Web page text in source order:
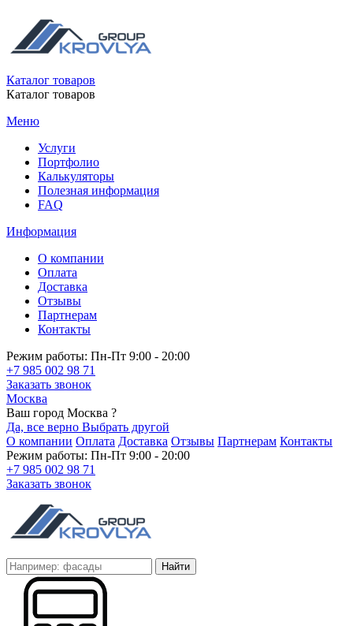
Каталог товаров
Каталог товаров
Меню
Услуги
Портфолио
Калькуляторы
Полезная информация
FAQ
Информация
О компании
Оплата
Доставка
Отзывы
Партнерам
Контакты
Режим работы: Пн-Пт 9:00 - 20:00
+7 985 002 98 71
Заказать звонок
Москва
Ваш город Москва ?
Да, все верно Выбрать другой
О компании Оплата Доставка Отзывы Партнерам Контакты
Режим работы: Пн-Пт 9:00 - 20:00
+7 985 002 98 71
Заказать звонок
Найти